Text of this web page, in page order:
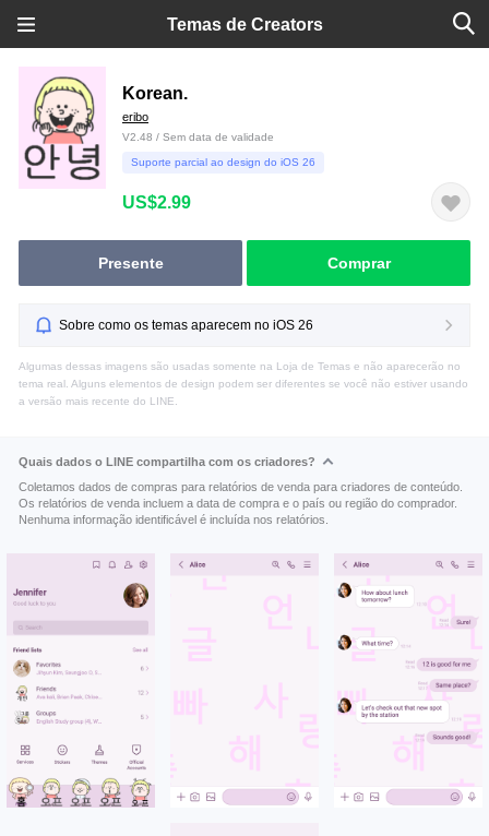
Temas de Creators
Korean.
eribo
V2.48 / Sem data de validade
Suporte parcial ao design do iOS 26
US$2.99
Presente Comprar
Sobre como os temas aparecem no iOS 26
Algumas dessas imagens são usadas somente na Loja de Temas e não aparecerão no
tema real. Alguns elementos de design podem ser diferentes se você não estiver usando
a versão mais recente do LINE.
Quais dados o LINE compartilha com os criadores?
Coletamos dados de compras para relatórios de venda para criadores de conteúdo.
Os relatórios de venda incluem a data de compra e o país ou região do comprador.
Nenhuma informação identificável é incluída nos relatórios.